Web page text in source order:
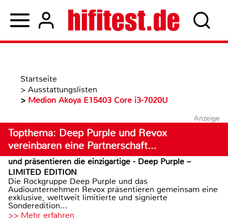
Startseite
> Ausstattungslisten
> Medion Akoya E15403 Core i3-7020U
Anzeige
Topthema: Deep Purple und Revox
vereinbaren eine Partnerschaft…
und präsentieren die einzigartige - Deep Purple –
LIMITED EDITION
Die Rockgruppe Deep Purple und das
Audiounternehmen Revox präsentieren gemeinsam eine
exklusive, weltweit limitierte und signierte
Sonderedition...
>> Mehr erfahren